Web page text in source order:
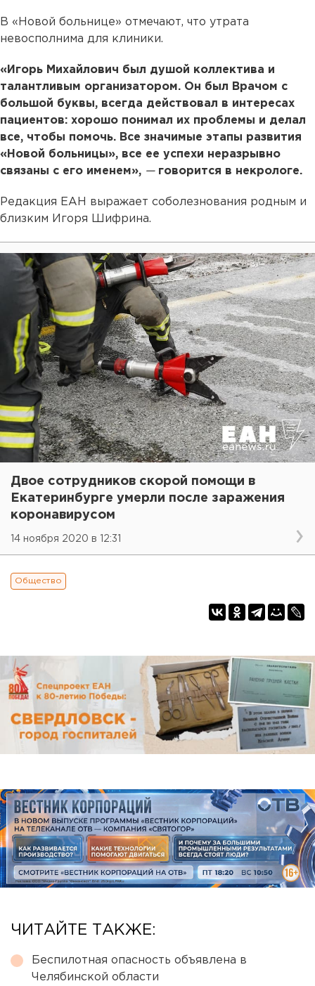
В «Новой больнице» отмечают, что утрата
невосполнима для клиники.
«Игорь Михайлович был душой коллектива и
талантливым организатором. Он был Врачом с
большой буквы, всегда действовал в интересах
пациентов: хорошо понимал их проблемы и делал
все, чтобы помочь. Все значимые этапы развития
«Новой больницы», все ее успехи неразрывно
связаны с его именем», —говорится в некрологе.
Редакция ЕАН выражает соболезнования родным и
близким Игоря Шифрина.
Двое сотрудников скорой помощи в
Екатеринбурге умерли после заражения
коронавирусом
14 ноября 2020 в 12:31
Общество
ЧИТАЙТЕ ТАКЖЕ:
Беспилотная опасность объявлена в
Челябинской области